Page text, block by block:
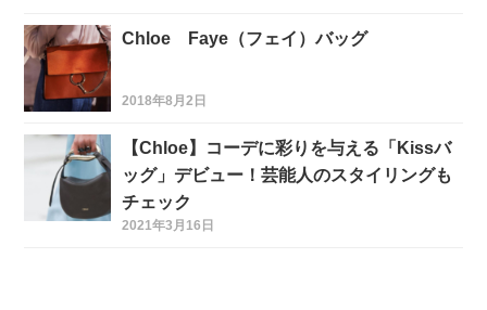
Chloe Faye（フェイ）バッグ
2018年8月2日
【Chloe】コーデに彩りを与える「Kissバ
ッグ」デビュー！芸能人のスタイリングも
チェック
2021年3月16日